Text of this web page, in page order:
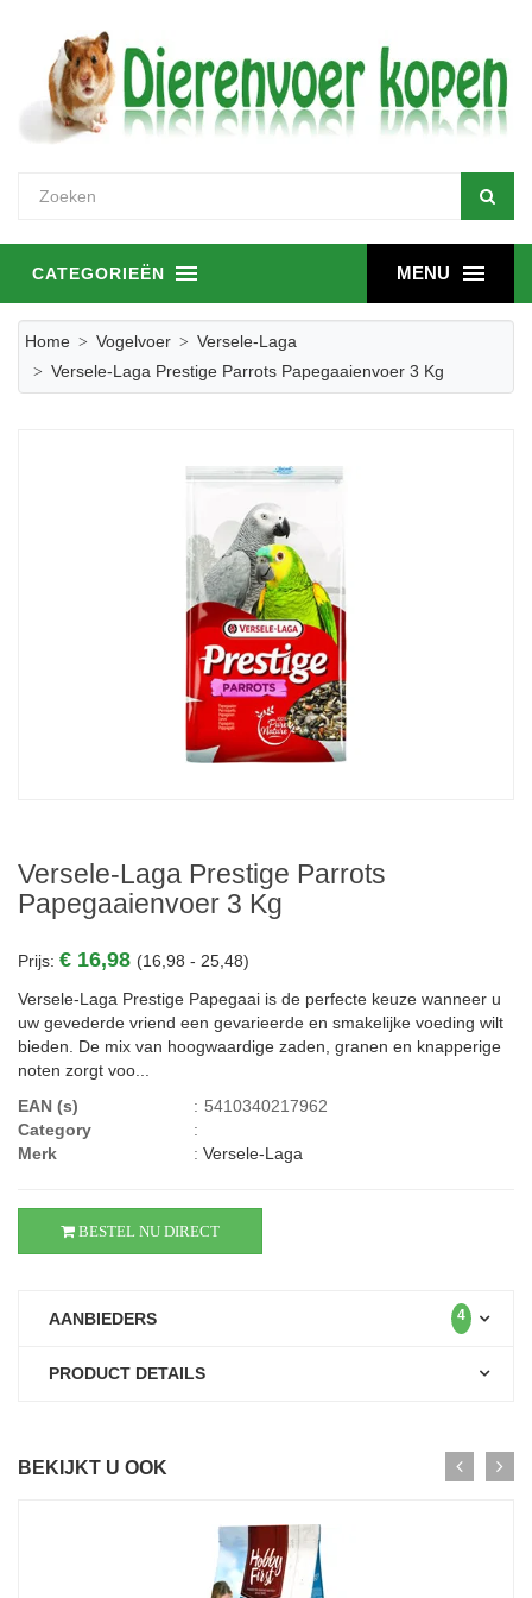
MENU
CATEGORIEËN
Home Vogelvoer
Versele-Laga
Versele-Laga Prestige Parrots Papegaaienvoer 3 Kg
Versele-Laga Prestige Parrots
Papegaaienvoer 3 Kg
Prijs: € 16,98 (16,98 - 25,48)
Versele-Laga Prestige Papegaai is de perfecte keuze wanneer u
uw gevederde vriend een gevarieerde en smakelijke voeding wilt
bieden. De mix van hoogwaardige zaden, granen en knapperige
noten zorgt voo...
EAN (s)
: 5410340217962
Category
:
Merk
: Versele-Laga
BESTEL NU DIRECT
AANBIEDERS 4
PRODUCT DETAILS
BEKIJKT U OOK